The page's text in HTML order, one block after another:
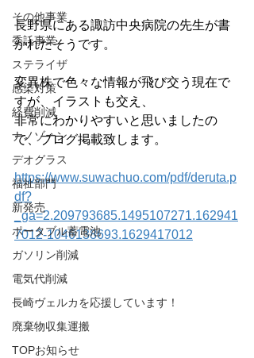
その他事業
委託事業
ステライザ
感染対策
経費削減
ナノゾーン
デオグラス
福祉部門
新発売
ポータブル蓄電池
ガソリン削減
電気代削減
長崎ヴェルカを応援しています！
廃棄物収集運搬
TOPお知らせ
長野県にある諏訪中央病院の先生が書
かれたそうです。
変異株で色々な情報が飛び交う現在で
すが、イラストも交え、
非常にわかりやすいと思いましたの
で、ブログ掲載致します。
https://www.suwachuo.com/pdf/deruta.p
df?
_ga=2.209793685.1495107271.162941
7012-1046138693.1629417012